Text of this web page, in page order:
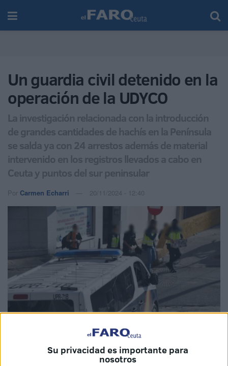
Su privacidad es importante para
nosotros
Un guardia civil detenido en la
operación de la UDYCO
La investigación relacionada con la introducción
de grandes cantidades de hachís en la Península
se salda ya con 24 arrestos además de material
intervenido en los registros llevados a cabo en
Ceuta y puntos del sur peninsular
Por Carmen Echarri 20/11/2024 - 12:40